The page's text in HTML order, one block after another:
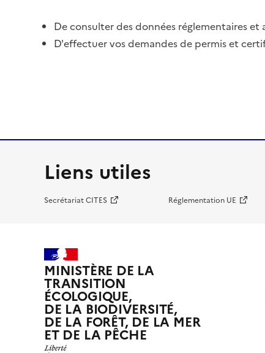
De consulter des données réglementaires
D'effectuer vos demandes de permis et
Liens utiles
Secrétariat CITES Réglementation UE
MINISTÈRE DE LA
TRANSITION
ÉCOLOGIQUE,
DE LA BIODIVERSITÉ,
DE LA FORÊT, DE LA MER
ET DE LA PÊCHE